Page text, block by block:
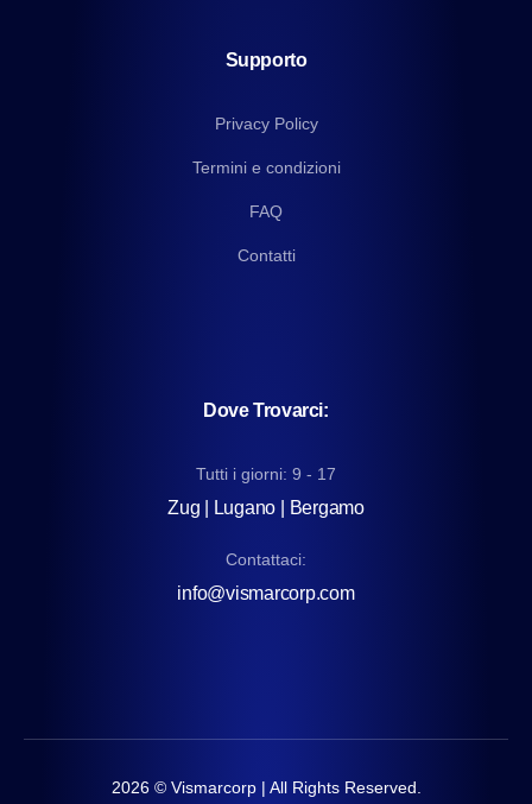
Supporto
Privacy Policy
Termini e condizioni
FAQ
Contatti
Dove Trovarci:
Tutti i giorni: 9 - 17
Zug | Lugano | Bergamo
Contattaci:
info@vismarcorp.com
2026© Vismarcorp | All Rights Reserved.